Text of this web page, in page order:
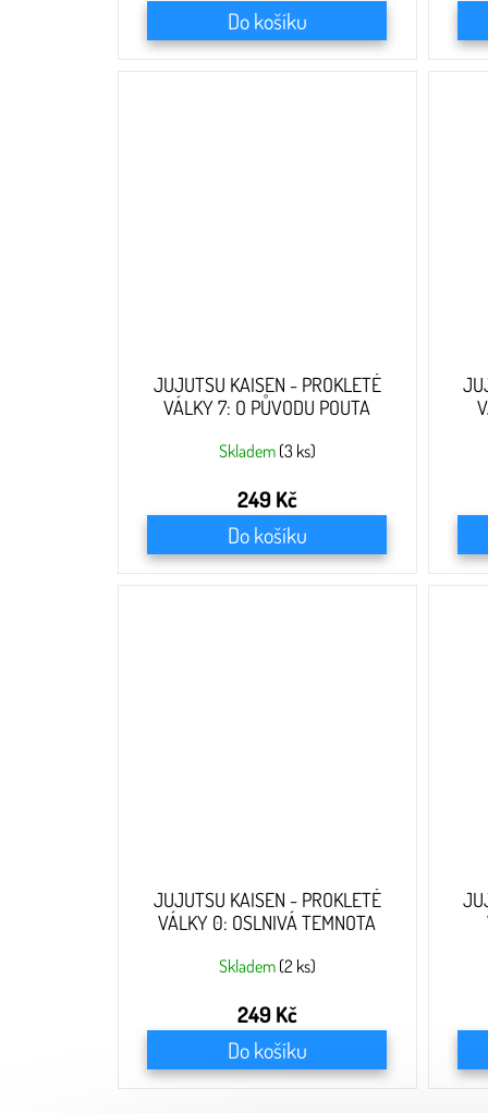
Do košíku
JUJUTSU KAISEN - PROKLETÉ
VÁLKY 7: O PŮVODU POUTA
Skladem (3 ks)
249 Kč
Do košíku
JUJUTSU KAISEN - PROKLETÉ
VÁLKY 0: OSLNIVÁ TEMNOTA
Skladem (2 ks)
249 Kč
Do košíku